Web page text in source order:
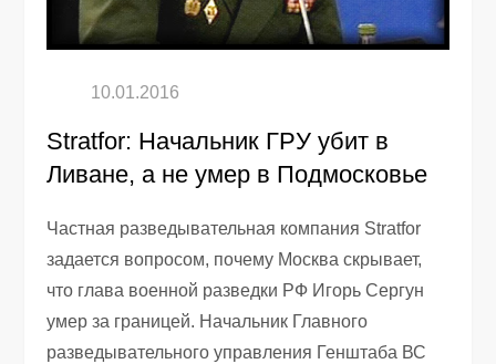
Stratfor: Начальник ГРУ убит в
Ливане, а не умер в Подмосковье
Частная разведывательная компания Stratfor
задается вопросом, почему Москва скрывает,
что глава военной разведки РФ Игорь Сергун
умер за границей. Начальник Главного
разведывательного управления Генштаба ВС